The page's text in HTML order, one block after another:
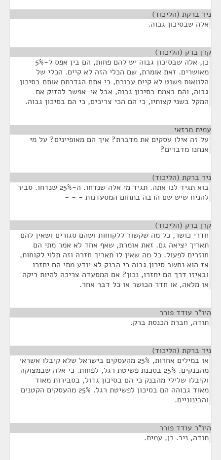
ניר ברקת (הליכוד)
אלה שבסיכון גבוה.
קרן ברק (הליכוד)
כן, אלה שבסיכון גבוה יש להם פחות, הם בין אפס ל-5%
מאושרים. זאת אומרת, שם הכלי הזה לא קיים. הכלי של
הלוואות פשוט לא קיים עבורם, כי אתם הגדרתם אותם בסיכון
גבוה, והם באמת בסיכון גבוה, אבל אי-אפשר להזיק את
המקל בשני קצותיו, כי הם הכי צריכים, כי הם בסיכון גבוה.
עמית מרזאי
על זה אילו עסקים את מדברת? איך הם מאופיינים? על מי
אנחנו מדברים?
ניר ברקת (הליכוד)
בוא תגיד לנו אתה. תגיד מי אלה שנדחו. ה-25% שנדחו. סביר
להניח שיש שם הרבה בתחום המסעדנות - - -
קרן ברק (הליכוד)
חדרי כושר, כל מה שקשור ללקוחות ושהם סגורים ושאין להם
תאריך יציאה גם. זאת אומרת, שאף אחד לא אמר מתי הם
חוזרים לפעול. כל מה שאין לו תאריך חזרה וזה תלוי לקוחות,
אז הוא נחשב סיכון גבוה כי הבנק לא יודע מתי הם יחזרו
ובאיזו דרך הם יחזרו, נכון? אם המסעדה צריכה להיות ריקה
או מלאה, או חדר הכושר או כל דבר אחר.
היו"ר עודד פורר
תודה, חברת הכנסת ברק.
ניר ברקת (הליכוד)
או במילים אחרות, 25% מהעסקים בישראל שלא קיבלו אשראי
מהבנקים. 25% בסכנת פשיטת רגל, לפחות. כי אלה שבמצוקה
וקיבלו שלילי מהבנק כי הם בסיכון גדול, בסבירות מאוד
מאוד גבוהה הם בסיכון לפשיטת רגל. 25% מהעסקים הקטנים
והבינוניים.
היו"ר עודד פורר
תודה, ניר. כן, עמית.